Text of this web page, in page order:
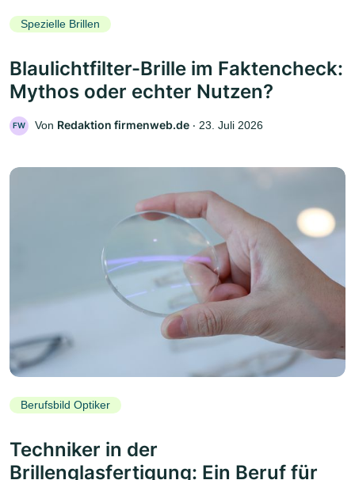
Spezielle Brillen
Blaulichtfilter-Brille im Faktencheck:
Mythos oder echter Nutzen?
FW Von Redaktion firmenweb.de ‧ 23. Juli 2026
Berufsbild Optiker
Techniker in der
Brillenglasfertigung: Ein Beruf für